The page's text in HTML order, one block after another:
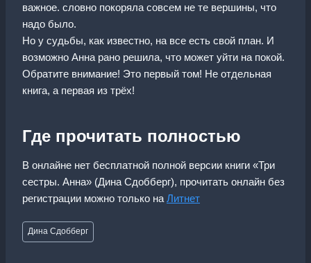
важное. словно покоряла совсем не те вершины, что
надо было.
Но у судьбы, как известно, на все есть свой план. И
возможно Анна рано решила, что может уйти на покой.
Обратите внимание! Это первый том! Не отдельная
книга, а первая из трёх!
Где прочитать полностью
В онлайне нет бесплатной полной версии книги «Три
сестры. Анна» (Дина Сдобберг), прочитать онлайн без
регистрации можно только на Литнет
Метки
записи:
Дина Сдобберг